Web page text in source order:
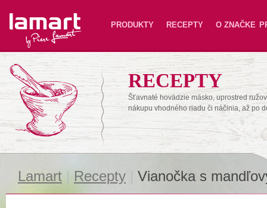
Lamart PRODUKTY RECEPTY O ZNAČKE
RECEPTY
Šťavnaté hovädzie mäsko, uprostred
nákupu vhodného riadu či náčinia, až po
Lamart Recepty Vianočka s